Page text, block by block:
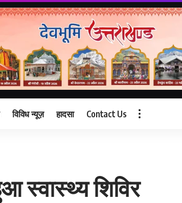
विविध न्यूज़ हादसा Contact Us
स्वास्थ्य शिविर